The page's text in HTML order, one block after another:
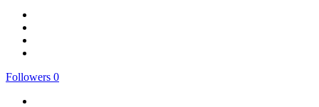
Followers 0